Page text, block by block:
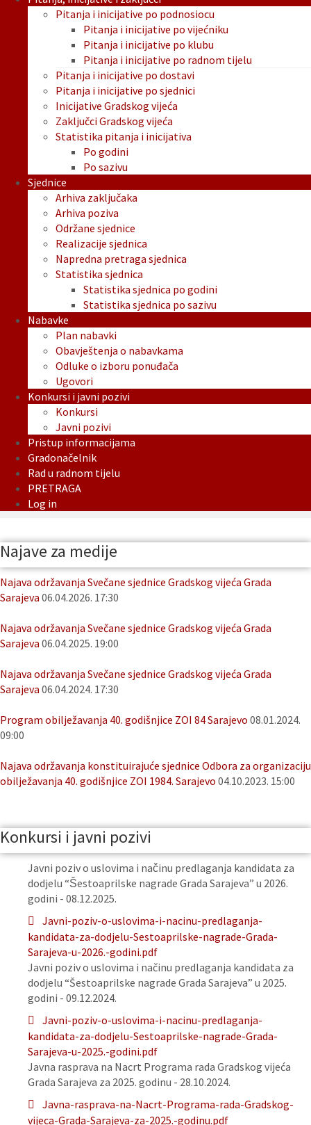
Pitanja i inicijative po podnosiocu
Pitanja i inicijative po vijećniku
Pitanja i inicijative po klubu
Pitanja i inicijative po radnom tijelu
Pitanja i inicijative po dostavi
Pitanja i inicijative po sjednici
Inicijative Gradskog vijeća
Zaključci Gradskog vijeća
Statistika pitanja i inicijativa
Po godini
Po sazivu
Sjednice
Arhiva zaključaka
Arhiva poziva
Održane sjednice
Realizacije sjednica
Napredna pretraga sjednica
Statistika sjednica
Statistika sjednica po godini
Statistika sjednica po sazivu
Nabavke
Plan nabavki
Obavještenja o nabavkama
Odluke o izboru ponuđača
Ugovori
Konkursi i javni pozivi
Konkursi
Javni pozivi
Pristup informacijama
Gradonačelnik
Rad u radnom tijelu
PRETRAGA
Log in
Najave za medije
Najava održavanja Svečane sjednice Gradskog vijeća Grada
Sarajeva 06.04.2026. 17:30
Najava održavanja Svečane sjednice Gradskog vijeća Grada
Sarajeva 06.04.2025. 19:00
Najava održavanja Svečane sjednice Gradskog vijeća Grada
Sarajeva 06.04.2024. 17:30
Program obilježavanja 40. godišnjice ZOI 84 Sarajevo 08.01.2024.
09:00
Najava održavanja konstituirajuće sjednice Odbora za organizaciju
obilježavanja 40. godišnjice ZOI 1984. Sarajevo 04.10.2023. 15:00
Konkursi i javni pozivi
Javni poziv o uslovima i načinu predlaganja kandidata za
dodjelu “Šestoaprilske nagrade Grada Sarajeva” u 2026.
godini - 08.12.2025.
Javni-poziv-o-uslovima-i-nacinu-predlaganja-
kandidata-za-dodjelu-Sestoaprilske-nagrade-Grada-
Sarajeva-u-2026.-godini.pdf
Javni poziv o uslovima i načinu predlaganja kandidata za
dodjelu “Šestoaprilske nagrade Grada Sarajeva” u 2025.
godini - 09.12.2024.
Javni-poziv-o-uslovima-i-nacinu-predlaganja-
kandidata-za-dodjelu-Sestoaprilske-nagrade-Grada-
Sarajeva-u-2025.-godini.pdf
Javna rasprava na Nacrt Programa rada Gradskog vijeća
Grada Sarajeva za 2025. godinu - 28.10.2024.
Javna-rasprava-na-Nacrt-Programa-rada-Gradskog-
vijeca-Grada-Sarajeva-za-2025.-godinu.pdf